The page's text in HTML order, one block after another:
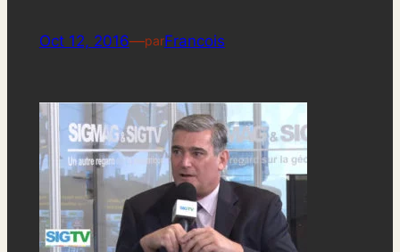
Oct 12, 2016—parFrancois